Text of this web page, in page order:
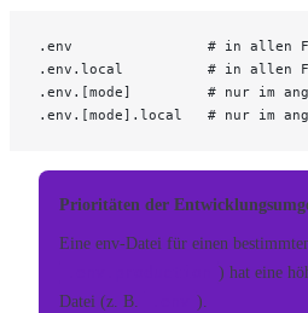
.env                # in allen
.env.local          # in allen
.env.[mode]         # nur im
.env.[mode].local   # nur im
Prioritäten der
Eine env-Datei für einen
) hat eine
Datei (z. B.
).